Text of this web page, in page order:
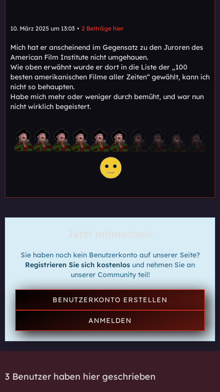
10. März 2025 um 13:03 2 Beiträge hier
Mich hat er anscheinend im Gegensatz zu den Juroren des
American Film Institute nicht umgehauen.
Wie oben erwähnt wurde er dort in die Liste der „100
besten amerikanischen Filme aller Zeiten“ gewählt, kann ich
nicht so behaupten.
Habe mich mehr oder weniger durch bemüht, und war nun
nicht wirklich begeistert.
Sie haben noch kein Benutzerkonto auf unserer Seite?
Registrieren Sie sich kostenlos und nehmen Sie an
unserer Community teil!
BENUTZERKONTO ERSTELLEN
ANMELDEN
3 Benutzer haben hier geschrieben